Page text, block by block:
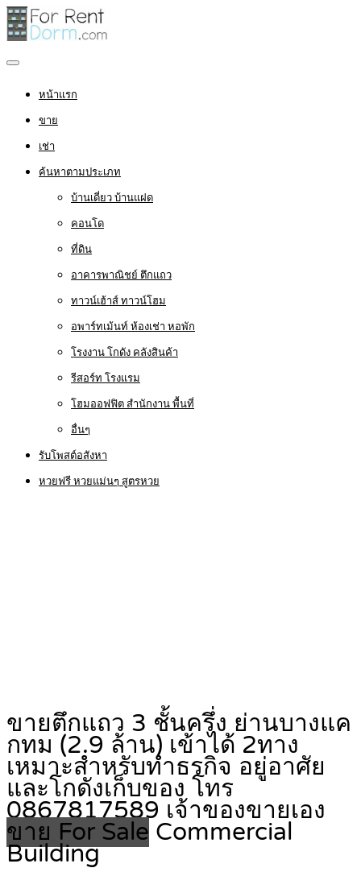
หน้าแรก
ขาย
เช่า
ค้นหาตามประเภท
บ้านเดี่ยว บ้านแฝด
คอนโด
ที่ดิน
อาคารพาณิชย์ ตึกแถว
ทาวน์เฮ้าส์ ทาวน์โฮม
อพาร์ทเม้นท์ ห้องเช่า หอพัก
โรงงาน โกดัง คลังสินค้า
รีสอร์ท โรงแรม
โฮมออฟฟิต สำนักงาน พื้นที่
อื่นๆ
รับโพสต์อสังหา
หวยฟรี หวยแม่นๆ สูตรหวย
ขายตึกแถว 3 ชั้นครึ่ง ย่านบางแค
กทม (2.9 ล้าน) เข้าได้ 2ทาง
เหมาะสำหรับทำธรกิจ อยู่อาศัย
และโกดังเก็บของ โทร
0867817589 เจ้าของขายเอง
ขาย For Sale Commercial
Building